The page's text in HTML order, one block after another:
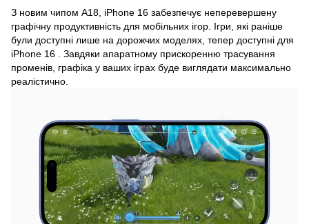
З новим чипом A18, iPhone 16 забезпечує неперевершену
графічну продуктивність для мобільних ігор. Ігри, які раніше
були доступні лише на дорожчих моделях, тепер доступні для
iPhone 16 . Завдяки апаратному прискоренню трасування
променів, графіка у ваших іграх буде виглядати максимально
реалістично.